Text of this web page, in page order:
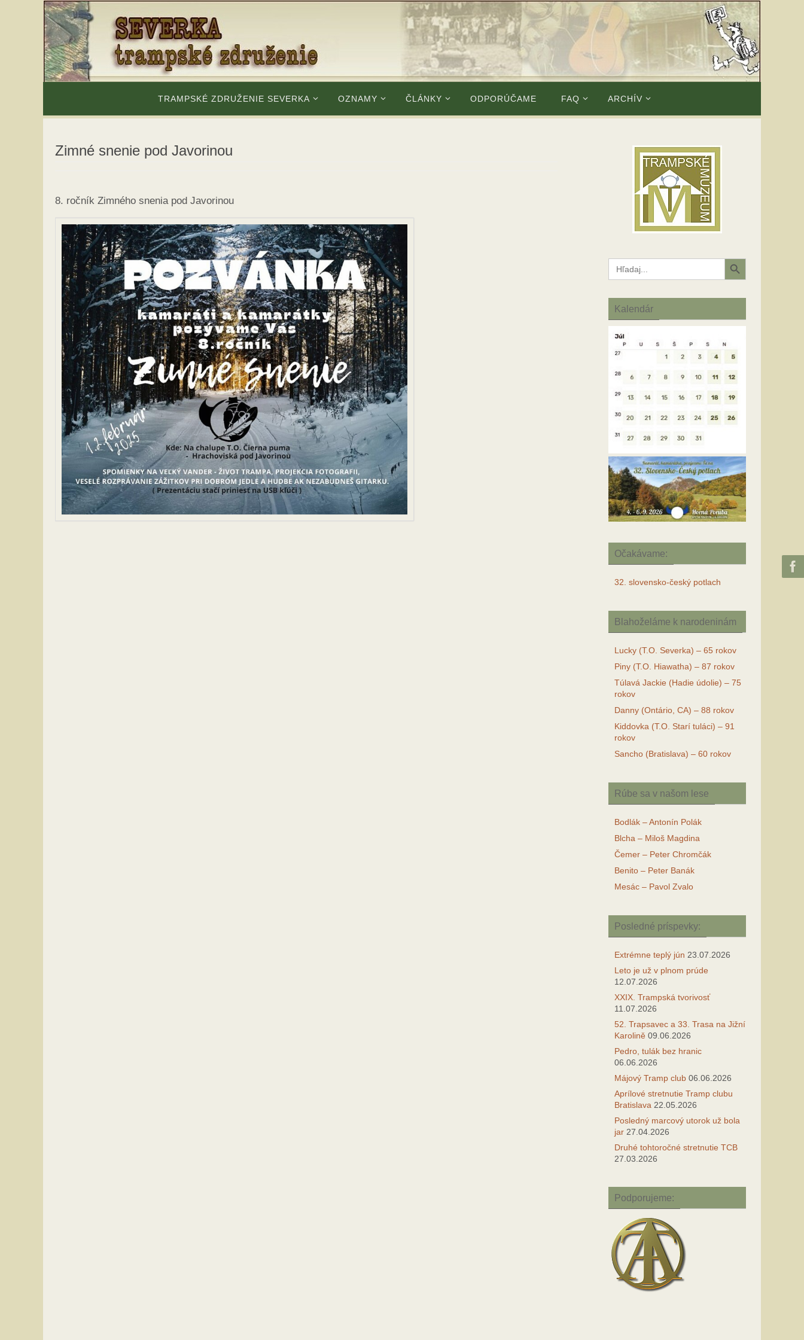
TRAMPSKÉ ZDRUŽENIE SEVERKA OZNAMY ČLÁNKY ODPORÚČAME FAQ ARCHÍV
Zimné snenie pod Javorinou
8. ročník Zimného snenia pod Javorinou
Search
for:
Search Button
Kalendár
Očakávame:
32. slovensko-český potlach
Blahoželáme k narodeninám
Lucky (T.O. Severka) – 65 rokov
Piny (T.O. Hiawatha) – 87 rokov
Túlavá Jackie (Hadie údolie) – 75
rokov
Danny (Ontário, CA) – 88 rokov
Kiddovka (T.O. Starí tuláci) – 91
rokov
Sancho (Bratislava) – 60 rokov
Rúbe sa v našom lese
Bodlák – Antonín Polák
Blcha – Miloš Magdina
Čemer – Peter Chromčák
Benito – Peter Banák
Mesác – Pavol Zvalo
Posledné príspevky:
Extrémne teplý jún 23.07.2026
Leto je už v plnom prúde
12.07.2026
XXIX. Trampská tvorivosť
11.07.2026
52. Trapsavec a 33. Trasa na Jižní
Karolině 09.06.2026
Pedro, tulák bez hranic
06.06.2026
Májový Tramp club 06.06.2026
Aprílové stretnutie Tramp clubu
Bratislava 22.05.2026
Posledný marcový utorok už bola
jar 27.04.2026
Druhé tohtoročné stretnutie TCB
27.03.2026
Podporujeme: